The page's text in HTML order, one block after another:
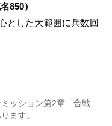
850）
とした大範囲に兵数回
ッション第2章「合戦
ます。